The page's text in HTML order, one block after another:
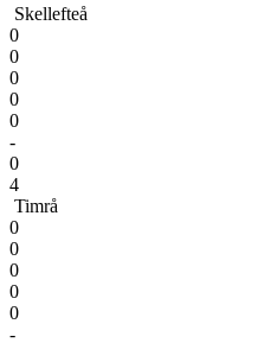
Skellefteå
0
0
0
0
0
-
0
4
Timrå
0
0
0
0
0
-